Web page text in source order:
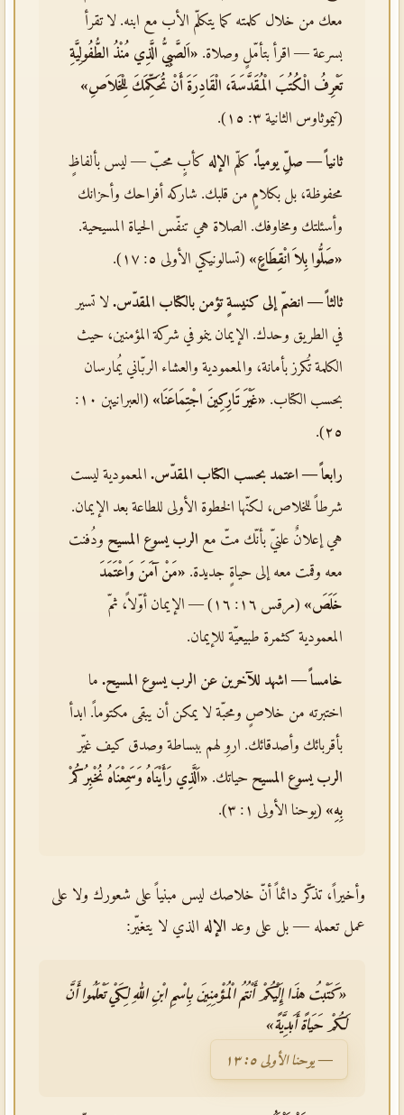
معك من خلال كلمته كما يتكلّم الأب مع ابنه. لا تقرأ
بسرعة — اقرأ بتأمّلٍ وصلاة. «اَلصَّبِيُّ الَّذِي مُنْذُ الطُّفُولِيَّةِ
تَعْرِفُ الْكُتُبَ الْمُقَدَّسَةَ، الْقَادِرَةَ أَنْ تُحَكِّمَكَ لِلْخَلاَصِ»
(تيموثاوس الثانية ٣: ١٥).
ثانياً — صلِّ يومياً. كلّم الإله كأبٍ محبّ — ليس بألفاظٍ
محفوظة، بل بكلامٍ من قلبك. شاركه أفراحك وأحزانك
وأسئلتك ومخاوفك. الصلاة هي تنفّس الحياة المسيحية.
«صَلُّوا بِلاَ انْقِطَاعٍ» (تسالونيكي الأولى ٥: ١٧).
ثالثاً — انضمّ إلى كنيسةٍ تؤمن بالكتاب المقدّس. لا تسير
في الطريق وحدك. الإيمان ينمو في شركة المؤمنين، حيث
الكلمة تُكرز بأمانة، والمعمودية والعشاء الربّاني يُمارسان
بحسب الكتاب. «غَيْرَ تَارِكِينَ اجْتِمَاعَنَا»
(العبرانيين ١٠:
٢٥).
رابعاً — اعتمد بحسب الكتاب المقدّس. المعمودية ليست
شرطاً للخلاص، لكنّها الخطوة الأولى للطاعة بعد الإيمان.
هي إعلانٌ علنيّ بأنّك متّ مع الرب يسوع المسيح ودُفنت
معه وقمت معه إلى حياةٍ جديدة. «مَنْ آمَنَ وَاعْتَمَدَ
خَلَصَ»
(مرقس ١٦: ١٦) — الإيمان أوّلاً، ثمّ
المعمودية كثمرة طبيعيّة للإيمان.
خامساً — اشهد للآخرين عن الرب يسوع المسيح. ما
اختبرته من خلاصٍ ومحبّة لا يمكن أن يبقى مكتوماً. ابدأ
بأقربائك وأصدقائك. اروِ لهم ببساطة وصدق كيف غيّر
الرب يسوع المسيح حياتك. «اَلَّذِي رَأَيْنَاهُ وَسَمِعْنَاهُ نُخْبِرُكُمْ
بِهِ» (يوحنا الأولى ١: ٣).
وأخيراً، تذكّر دائماً أنّ خلاصك ليس مبنياً على شعورك ولا على
عمل تعمله — بل على وعد الإله الذي لا يتغيّر:
«كَتَبْتُ هذَا إِلَيْكُمْ أَنْتُمُ الْمُؤْمِنِينَ بِاسْمِ ابْنِ اللهِ لِكَيْ تَعْلَمُوا أَنَّ
لَكُمْ حَيَاةً أَبَدِيَّةً»
— يوحنا الأولى ٥: ١٣